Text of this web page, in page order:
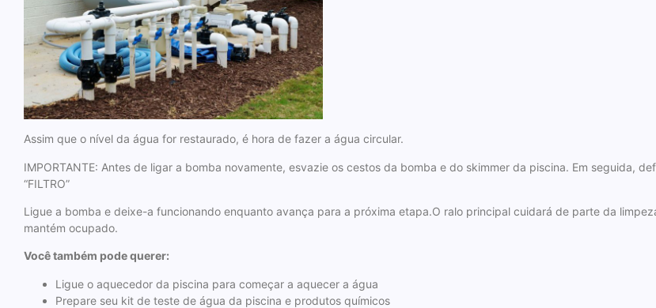
Assim que o nível da água for restaurado, é hora de fazer a água circular.
IMPORTANTE: Antes de ligar a bomba novamente, esvazie os cestos da bomba e do skimmer da piscina. Em seguida,
“FILTRO”
Ligue a bomba e deixe-a funcionando enquanto avança para a próxima etapa.O ralo principal cuidará de parte da
mantém ocupado.
Você também pode querer:
Ligue o aquecedor da piscina para começar a aquecer a água
Prepare seu kit de teste de água da piscina e produtos químicos